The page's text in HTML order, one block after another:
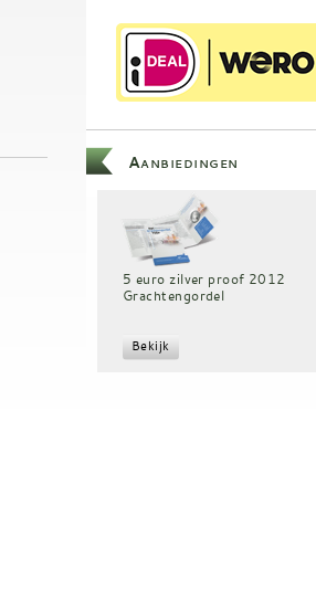
Aanbiedingen
5 euro zilver proof 2012
Grachtengordel